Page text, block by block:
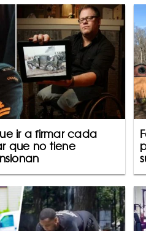
ir a firmar cada
que no tiene